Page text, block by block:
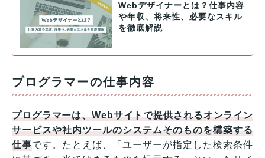
Webデザイナーとは？仕事内容
や年収、将来性、必要なスキル
を徹底解説
プログラマーの仕事内容
プログラマーは、Webサイトで提供されるオンライン
サービスや社内ツールのシステムそのものを構築する
仕事です。たとえば、「ユーザーが指定した検索条件